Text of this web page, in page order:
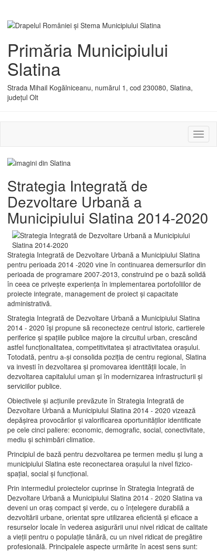
Primăria Municipiului
Slatina
Strada Mihail Kogălniceanu, numărul 1, cod 230080, Slatina,
județul Olt
sau
Strategia Integrată de
Dezvoltare Urbană a
Municipiului Slatina 2014-2020
Strategia Integrată de Dezvoltare Urbană a Municipiului Slatina
pentru perioada 2014 -2020 vine în continuarea demersurilor din
perioada de programare 2007-2013, construind pe o bază solidă
în ceea ce priveşte experienţa în implementarea portofoliilor de
proiecte integrate, management de proiect și capacitate
administrativă.
Strategia Integrată de Dezvoltare Urbană a Municipiului Slatina
2014 - 2020 își propune să reconecteze centrul istoric, cartierele
periferice şi spaţiile publice majore la circuitul urban, crescând
astfel funcţionalitatea, competitivitatea şi atractivitatea oraşului.
Totodată, pentru a-şi consolida poziţia de centru regional, Slatina
va investi în dezvoltarea şi promovarea identităţii locale, în
dezvoltarea capitalului uman şi în modernizarea infrastructurii şi
serviciilor publice.
Obiectivele şi acţiunile prevăzute în Strategia Integrată de
Dezvoltare Urbană a Municipiului Slatina 2014 - 2020 vizează
depășirea provocărilor şi valorificarea oportunităţilor identificate
pe cele cinci paliere: economic, demografic, social, conectivitate,
mediu şi schimbări climatice.
Principiul de bază pentru dezvoltarea pe termen mediu şi lung a
municipiului Slatina este reconectarea oraşului la nivel fizico-
spaţial, social şi funcţional.
Prin intermediul proiectelor cuprinse în Strategia Integrată de
Dezvoltare Urbană a Municipiului Slatina 2014 - 2020 Slatina va
deveni un oraş compact şi verde, cu o înţelegere durabilă a
dezvoltării urbane, orientat spre utilizarea eficientă şi eficace a
resurselor locale în vederea asigurării unui nivel ridicat de calitate
a vieţii pentru o populaţie tânără, cu un nivel ridicat de pregătire
profesională. Principalele aspecte urmărite în acest sens sunt: